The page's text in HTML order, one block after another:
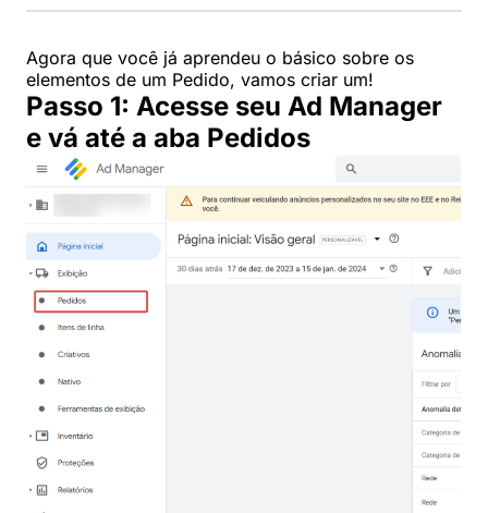
Agora que você já aprendeu o básico sobre os
elementos de um Pedido, vamos criar um!
Passo 1: Acesse seu Ad Manager
e vá até a aba Pedidos